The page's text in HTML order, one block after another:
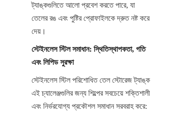
ট্যাঙ্কগুলিতে আলো প্রবেশ করতে পারে, যা
তেলের রঙ এবং পুষ্টির প্রোফাইলকে দ্রুত নষ্ট করে
দেয়।
স্টেইনলেস স্টিল সমাধান: স্থিতিস্থাপকতা, গতি
এবং লিপিড সুরক্ষা
স্টেইনলেস স্টিল পরিশোধিত তেল স্টোরেজ ট্যাঙ্ক
এই চ্যালেঞ্জগুলির জন্য শিল্পের সবচেয়ে শক্তিশালী
এবং নির্ভরযোগ্য প্রকৌশল সমাধান সরবরাহ করে: